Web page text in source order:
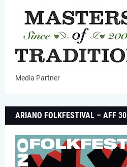
Media Partner
ARIANO FOLKFESTIVAL – AFF 30